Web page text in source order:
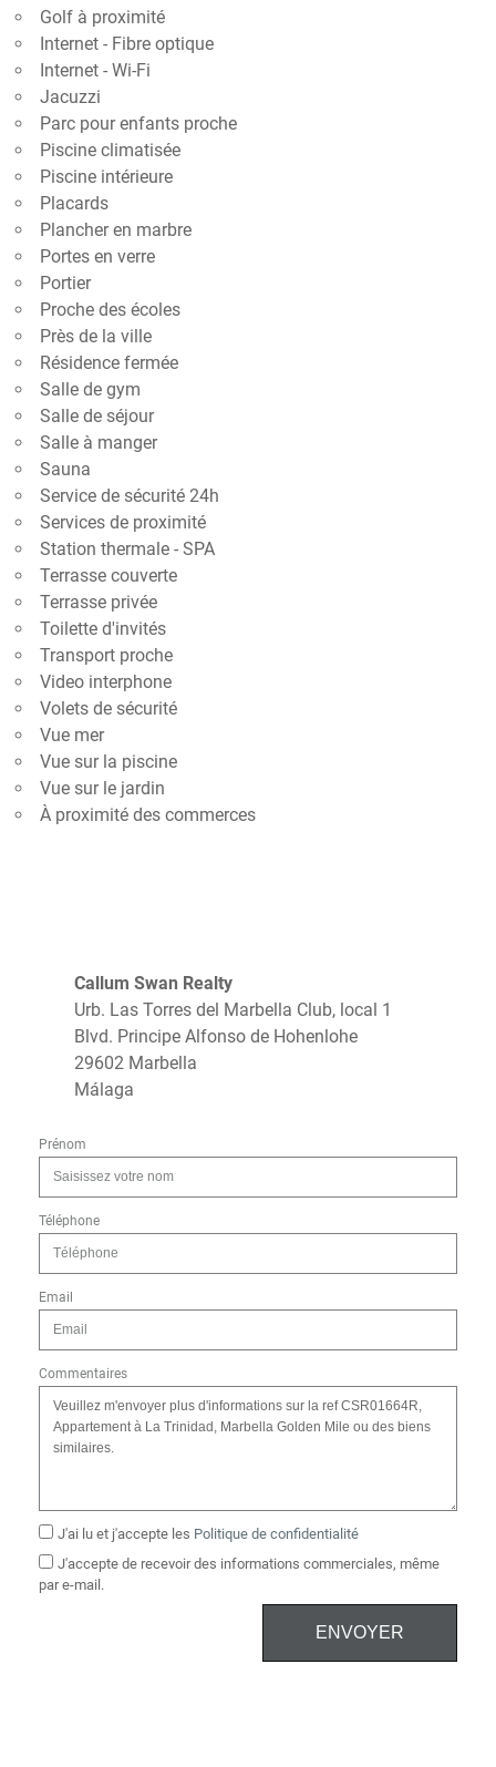
Golf à proximité
Internet - Fibre optique
Internet - Wi-Fi
Jacuzzi
Parc pour enfants proche
Piscine climatisée
Piscine intérieure
Placards
Plancher en marbre
Portes en verre
Portier
Proche des écoles
Près de la ville
Résidence fermée
Salle de gym
Salle de séjour
Salle à manger
Sauna
Service de sécurité 24h
Services de proximité
Station thermale - SPA
Terrasse couverte
Terrasse privée
Toilette d'invités
Transport proche
Video interphone
Volets de sécurité
Vue mer
Vue sur la piscine
Vue sur le jardin
À proximité des commerces
Callum Swan Realty
Urb. Las Torres del Marbella Club, local 1
Blvd. Principe Alfonso de Hohenlohe
29602 Marbella
Málaga
Prénom
Téléphone
Email
Commentaires
J'ai lu et j'accepte les Politique de confidentialité
J'accepte de recevoir des informations commerciales, même
par e-mail.
ENVOYER